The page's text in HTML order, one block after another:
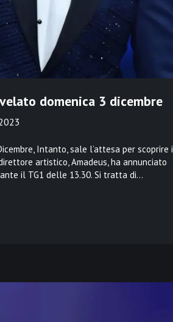
domenica 3 dicembre
Intanto, sale l’attesa per scoprire i
artistico, Amadeus, ha annunciato
il TG1 delle 13.30. Si tratta di…